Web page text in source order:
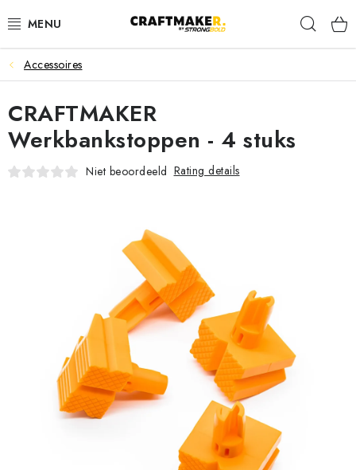
to
WERKTAFELS
ZAAGBOK
ROLBOKKEN
Verzending
Retourneren van Goederen
Algemene Voorwaarden
Privacybeleid
Accessoires
CRAFTMAKER
Werkbankstoppen - 4 stuks
Niet beoordeeld Rating details